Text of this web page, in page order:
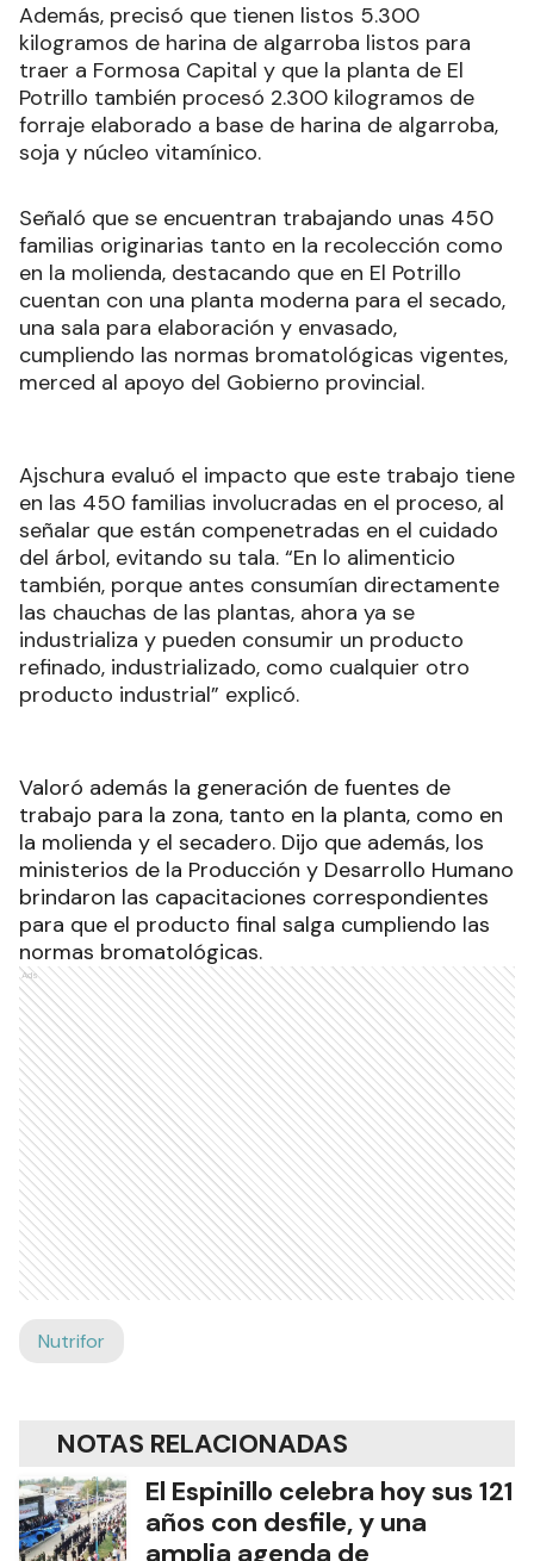
Además, precisó que tienen listos 5.300
kilogramos de harina de algarroba listos para
traer a Formosa Capital y que la planta de El
Potrillo también procesó 2.300 kilogramos de
forraje elaborado a base de harina de algarroba,
soja y núcleo vitamínico.
Señaló que se encuentran trabajando unas 450
familias originarias tanto en la recolección como
en la molienda, destacando que en El Potrillo
cuentan con una planta moderna para el secado,
una sala para elaboración y envasado,
cumpliendo las normas bromatológicas vigentes,
merced al apoyo del Gobierno provincial.
Ajschura evaluó el impacto que este trabajo tiene
en las 450 familias involucradas en el proceso, al
señalar que están compenetradas en el cuidado
del árbol, evitando su tala. “En lo alimenticio
también, porque antes consumían directamente
las chauchas de las plantas, ahora ya se
industrializa y pueden consumir un producto
refinado, industrializado, como cualquier otro
producto industrial” explicó.
Valoró además la generación de fuentes de
trabajo para la zona, tanto en la planta, como en
la molienda y el secadero. Dijo que además, los
ministerios de la Producción y Desarrollo Humano
brindaron las capacitaciones correspondientes
para que el producto final salga cumpliendo las
normas bromatológicas.
Ads
Nutrifor
NOTAS RELACIONADAS
El Espinillo celebra hoy sus 121
años con desfile, y una
amplia agenda de